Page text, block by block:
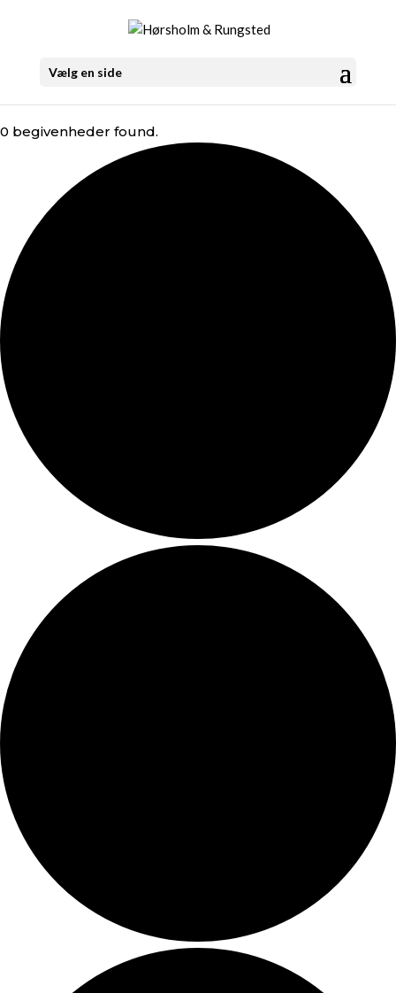
Vælg en side
0 begivenheder found.